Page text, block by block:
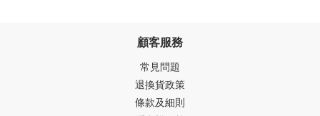
顧客服務
常見問題
退換貨政策
條款及細則